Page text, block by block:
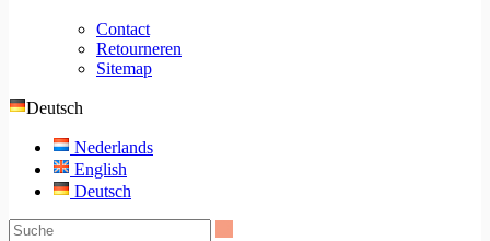
Contact
Retourneren
Sitemap
Deutsch
Nederlands
English
Deutsch